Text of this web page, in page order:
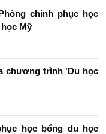
chinh phục học
Mỹ
chương trình 'Du học
học bổng du học